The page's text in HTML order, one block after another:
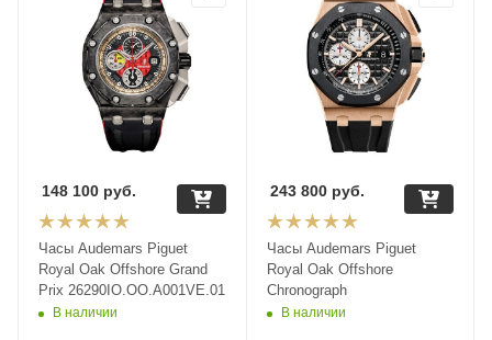
Часы Audemars Piguet
Royal Oak Offshore Grand
Prix 26290IO.OO.A001VE.01
В наличии
148 100 руб.
Часы Audemars Piguet
Royal Oak Offshore
Chronograph
В наличии
243 800руб.